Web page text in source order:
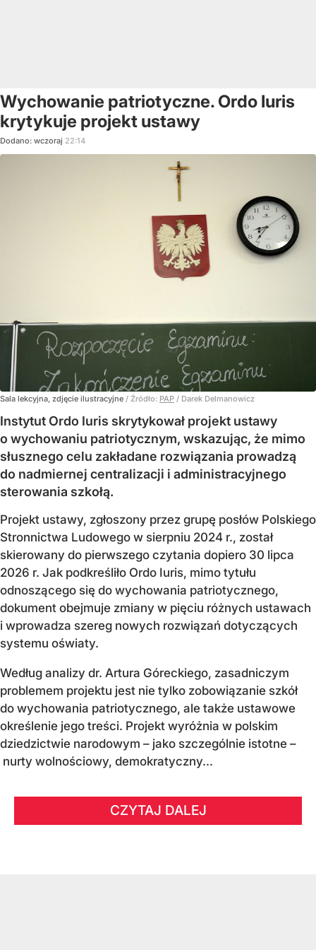
Wychowanie patriotyczne. Ordo Iuris
krytykuje projekt ustawy
Dodano: wczoraj 22:14
Sala lekcyjna, zdjęcie ilustracyjne / Źródło: PAP / Darek Delmanowicz
Instytut Ordo Iuris skrytykował projekt ustawy
o wychowaniu patriotycznym, wskazując, że mimo
słusznego celu zakładane rozwiązania prowadzą
do nadmiernej centralizacji i administracyjnego
sterowania szkołą.
Projekt ustawy, zgłoszony przez grupę posłów Polskiego
Stronnictwa Ludowego w sierpniu 2024 r., został
skierowany do pierwszego czytania dopiero 30 lipca
2026 r. Jak podkreśliło Ordo Iuris, mimo tytułu
odnoszącego się do wychowania patriotycznego,
dokument obejmuje zmiany w pięciu różnych ustawach
i wprowadza szereg nowych rozwiązań dotyczących
systemu oświaty.
Według analizy dr. Artura Góreckiego, zasadniczym
problemem projektu jest nie tylko zobowiązanie szkół
do wychowania patriotycznego, ale także ustawowe
określenie jego treści. Projekt wyróżnia w polskim
dziedzictwie narodowym – jako szczególnie istotne –
nurty wolnościowy, demokratyczny...
CZYTAJ DALEJ